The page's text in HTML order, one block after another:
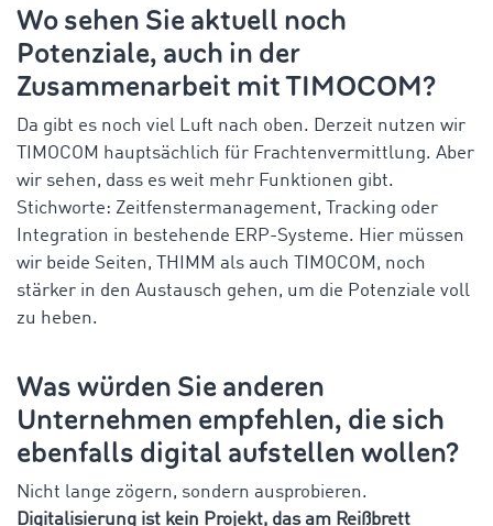
Wo sehen Sie aktuell noch
Potenziale, auch in der
Zusammenarbeit mit TIMOCOM?
Da gibt es noch viel Luft nach oben. Derzeit nutzen wir
TIMOCOM hauptsächlich für Frachtenvermittlung. Aber
wir sehen, dass es weit mehr Funktionen gibt.
Stichworte: Zeitfenstermanagement, Tracking oder
Integration in bestehende ERP-Systeme. Hier müssen
wir beide Seiten, THIMM als auch TIMOCOM, noch
stärker in den Austausch gehen, um die Potenziale voll
zu heben.
Was würden Sie anderen
Unternehmen empfehlen, die sich
ebenfalls digital aufstellen wollen?
Nicht lange zögern, sondern ausprobieren.
Digitalisierung ist kein Projekt, das am Reißbrett